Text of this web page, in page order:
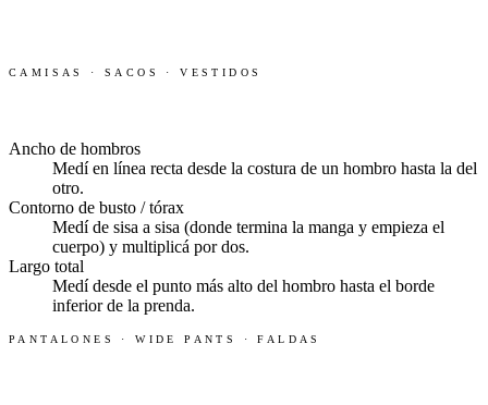
CAMISAS · SACOS · VESTIDOS
Ancho de hombros
Medí en línea recta desde la costura de un hombro hasta la del
otro.
Contorno de busto / tórax
Medí de sisa a sisa (donde termina la manga y empieza el
cuerpo) y multiplicá por dos.
Largo total
Medí desde el punto más alto del hombro hasta el borde
inferior de la prenda.
PANTALONES · WIDE PANTS · FALDAS